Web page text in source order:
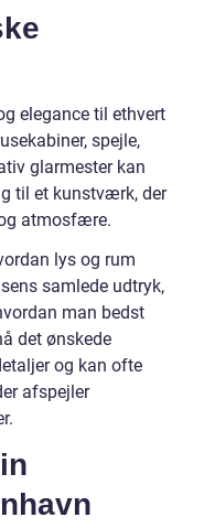
elegance til ethvert
spejle,
glarmester kan
til et kunstværk, der
atmosfære.
lys og rum
samlede udtryk,
man bedst
det ønskede
og kan ofte
afspejler